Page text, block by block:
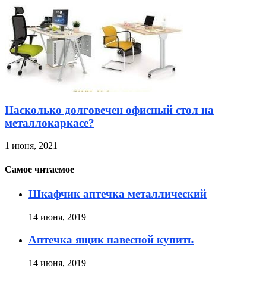
Насколько долговечен офисный стол на
металлокаркасе?
1 июня, 2021
Самое читаемое
Шкафчик аптечка металлический
14 июня, 2019
Аптечка ящик навесной купить
14 июня, 2019